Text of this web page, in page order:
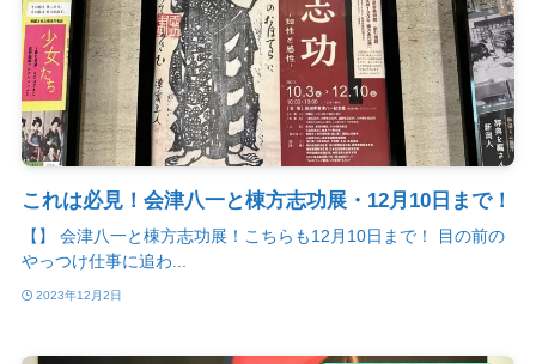
これは必見！会津八一と棟方志功展・12月10日まで！
【】 会津八一と棟方志功展！こちらも12月10日まで！ 目の前の
やっつけ仕事に追わ...
2023年12月2日